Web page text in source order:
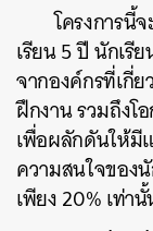
โครงการนี้
เรียน 5 ปี นักเรี
จากองค์กรที่เกี่
ฝึกงาน รวมถึงโ
เพื่อผลักดันให้มี
ความสนใจของ
เพียง 20% เท่า